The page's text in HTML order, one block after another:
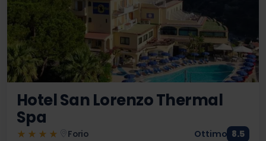
Hotel San Lorenzo Thermal
Spa
★★★★ Forio Ottimo 8.5